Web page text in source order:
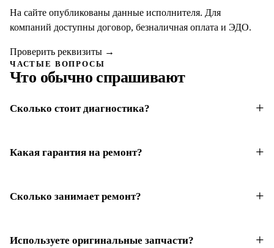
На сайте опубликованы данные исполнителя. Для
компаний доступны договор, безналичная оплата и ЭДО.
Проверить реквизиты →
ЧАСТЫЕ ВОПРОСЫ
Что обычно спрашивают
Сколько стоит диагностика?
Какая гарантия на ремонт?
Сколько занимает ремонт?
Используете оригинальные запчасти?